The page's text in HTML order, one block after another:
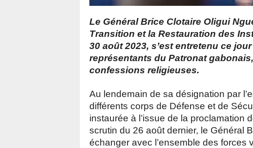
Le Général Brice Clotaire Oligui
Transition et la Restauration des
30 août 2023, s’est entretenu ce
représentants du Patronat
confessions religieuses.
Au lendemain de sa désignation par
différents corps de Défense et de
instaurée à l’issue de la proclamation
scrutin du 26 août dernier, le Général
échanger avec l’ensemble des forces